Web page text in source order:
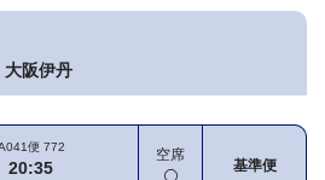
大阪伊丹
便 772
20:35
空席
基準便